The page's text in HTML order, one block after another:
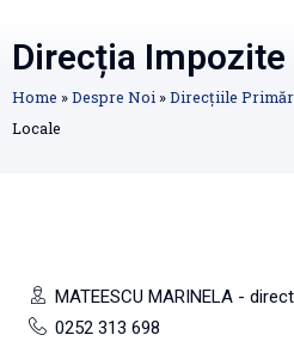
Direcția Impozite
Home »Despre Noi »Direcțiile
Locale
MATEESCU MARINELA -
0252 313 698